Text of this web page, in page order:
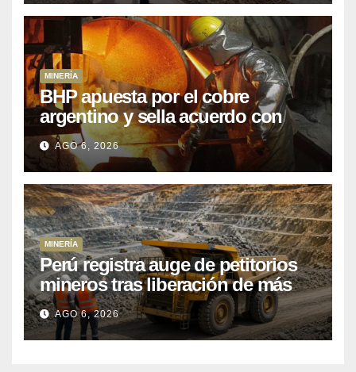
MINERÍA
BHP apuesta por el cobre
argentino y sella acuerdo con
Kobrea para siete proyecto
AGO 6, 2026
MINERÍA
Perú registra auge de petitorios
mineros tras liberación de más
de mil concesiones para explorar
cobre y oro
AGO 6, 2026